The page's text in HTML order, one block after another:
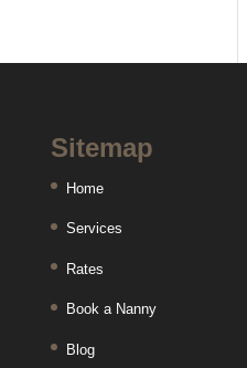
Sitemap
Home
Services
Rates
Book a Nanny
Blog